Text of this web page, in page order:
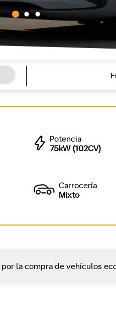
Potencia
75kW (102CV)
Carrocería
Mixto
por la compra de vehículos